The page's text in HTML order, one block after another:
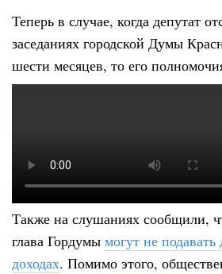
Теперь в случае, когда депутат
заседаниях городской Думы
шести месяцев, то его
Также на слушаниях сообщили,
глава Гордумы могут не
доходах. Помимо этого,